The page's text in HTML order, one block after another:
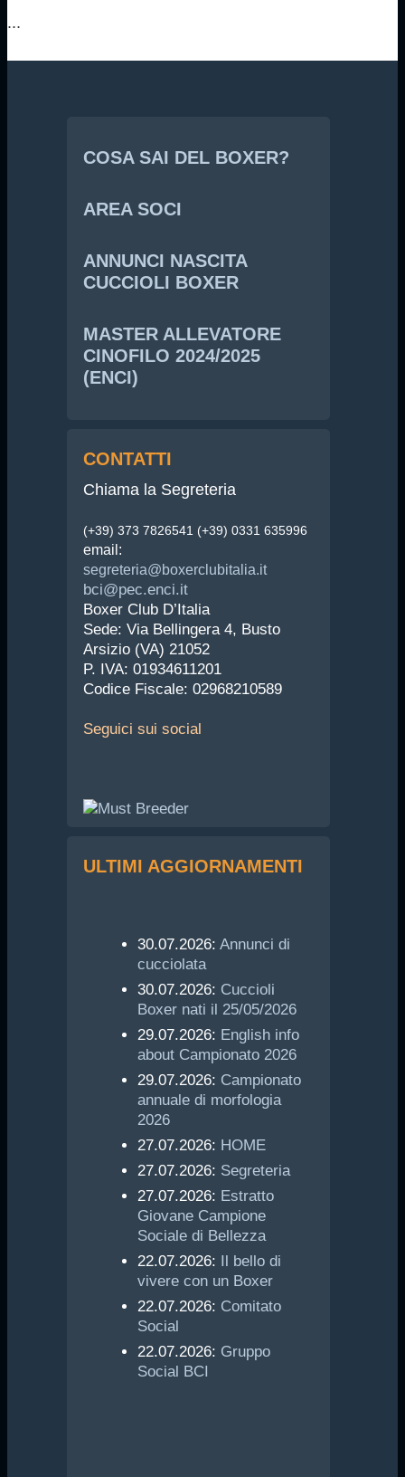
...
COSA SAI DEL BOXER?
AREA SOCI
ANNUNCI NASCITA
CUCCIOLI BOXER
MASTER ALLEVATORE
CINOFILO 2024/2025
(ENCI)
CONTATTI
Chiama la Segreteria
(+39) 373 7826541 (+39) 0331 635996
email:
segreteria@boxerclubitalia.it
bci@pec.enci.it
Boxer Club D’Italia
Sede: Via Bellingera 4, Busto
Arsizio (VA) 21052
P. IVA: 01934611201
Codice Fiscale: 02968210589
Seguici sui social
ULTIMI AGGIORNAMENTI
30.07.2026: Annunci di
cucciolata
30.07.2026: Cuccioli
Boxer nati il 25/05/2026
29.07.2026: English info
about Campionato 2026
29.07.2026: Campionato
annuale di morfologia
2026
27.07.2026: HOME
27.07.2026: Segreteria
27.07.2026: Estratto
Giovane Campione
Sociale di Bellezza
22.07.2026: Il bello di
vivere con un Boxer
22.07.2026: Comitato
Social
22.07.2026: Gruppo
Social BCI